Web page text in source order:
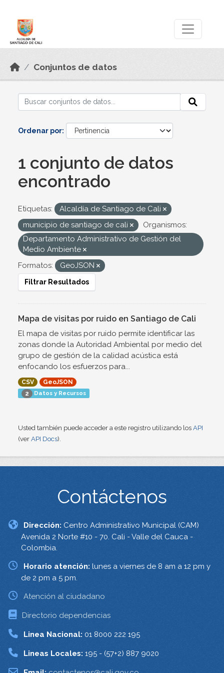
Conjuntos de datos
Ordenar por
1 conjunto de datos
encontrado
Etiquetas:
Alcaldía de Santiago de Cali
municipio de santiago de cali
Organismos:
Departamento Administrativo de Gestión del
Medio Ambiente
Formatos:
GeoJSON
Filtrar Resultados
Mapa de visitas por ruido en Santiago de Cali
El mapa de visitas por ruido permite identificar las
zonas donde la Autoridad Ambiental por medio del
grupo de gestión de la calidad acústica está
enfocando los esfuerzos para...
CSV
GeoJSON
2 Datos y Recursos
Usted también puede acceder a este registro utilizando los API
(ver API Docs).
Contáctenos
Dirección: Centro Administrativo Municipal (CAM)
Avenida 2 Norte #10 - 70. Cali - Valle del Cauca -
Colombia.
Horario atención: lunes a viernes de 8 am a 12 pm y
de 2 pm a 5 pm.
Atención al ciudadano
Directorio dependencias
Linea Nacional: 01 8000 222 195
Lineas Locales: 195 - (57+2) 887 9020